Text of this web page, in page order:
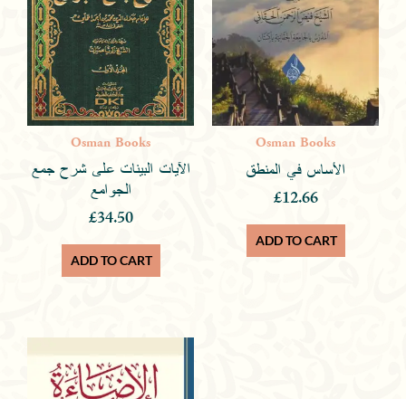
Osman Books
الآيات البينات على شرح جمع
الجوامع
£34.50
ADD TO CART
Osman Books
الأساس في المنطق
£12.66
ADD TO CART